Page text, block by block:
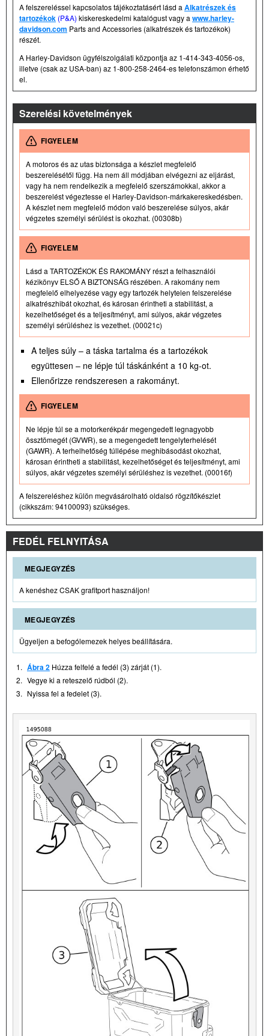
A felszereléssel kapcsolatos tájékoztatásért lásd a Alkatrészek és
tartozékok (P&A) kiskereskedelmi katalógust vagy a www.harley-
davidson.com Parts and Accessories (alkatrészek és tartozékok)
részét.
A Harley-Davidson ügyfélszolgálati központja az 1-414-343-4056-os,
illetve (csak az USA-ban) az 1-800-258-2464-es telefonszámon érhető
el.
Szerelési követelmények
FIGYELEM
A motoros és az utas biztonsága a készlet megfelelő
beszerelésétől függ. Ha nem áll módjában elvégezni az eljárást,
vagy ha nem rendelkezik a megfelelő szerszámokkal, akkor a
beszerelést végeztesse el Harley-Davidson-márkakereskedésben.
A készlet nem megfelelő módon való beszerelése súlyos, akár
végzetes személyi sérülést is okozhat. (00308b)
FIGYELEM
Lásd a TARTOZÉKOK ÉS RAKOMÁNY részt a felhasználói
kézikönyv ELSŐ A BIZTONSÁG részében. A rakomány nem
megfelelő elhelyezése vagy egy tartozék helytelen felszerelése
alkatrészhibát okozhat, és károsan érintheti a stabilitást, a
kezelhetőséget és a teljesítményt, ami súlyos, akár végzetes
személyi sérüléshez is vezethet. (00021c)
A teljes súly – a táska tartalma és a tartozékok
együttesen – ne lépje túl táskánként a 10 kg-ot.
Ellenőrizze rendszeresen a rakományt.
FIGYELEM
Ne lépje túl se a motorkerékpár megengedett legnagyobb
össztömegét (GVWR), se a megengedett tengelyterhelését
(GAWR). A terhelhetőség túllépése meghibásodást okozhat,
károsan érintheti a stabilitást, kezelhetőséget és teljesítményt, ami
súlyos, akár végzetes személyi sérüléshez is vezethet. (00016f)
A felszereléshez külön megvásárolható oldalsó rögzítőkészlet
(cikkszám: 94100093) szükséges.
FEDÉL FELNYITÁSA
MEGJEGYZÉS
A kenéshez CSAK grafitport használjon!
MEGJEGYZÉS
Ügyeljen a befogólemezek helyes beállítására.
1. Ábra 2 Húzza felfelé a fedél (3) zárját (1).
2. Vegye ki a reteszelő rúdból (2).
3. Nyissa fel a fedelet (3).